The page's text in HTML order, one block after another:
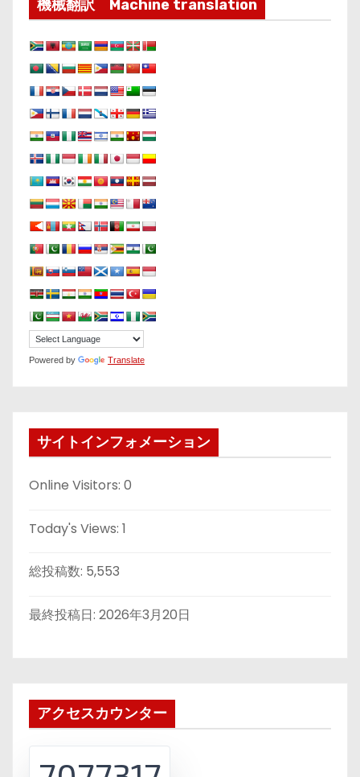
機械翻訳 Machine translation
Powered by Translate
サイトインフォメーション
Online Visitors: 0
Today's Views: 1
総投稿数: 5,553
最終投稿日: 2026年3月20日
アクセスカウンター